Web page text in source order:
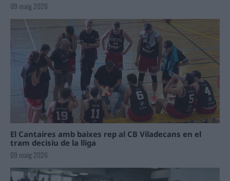
09 maig 2026
El Cantaires amb baixes rep al CB Viladecans en el
tram decisiu de la lliga
09 maig 2026